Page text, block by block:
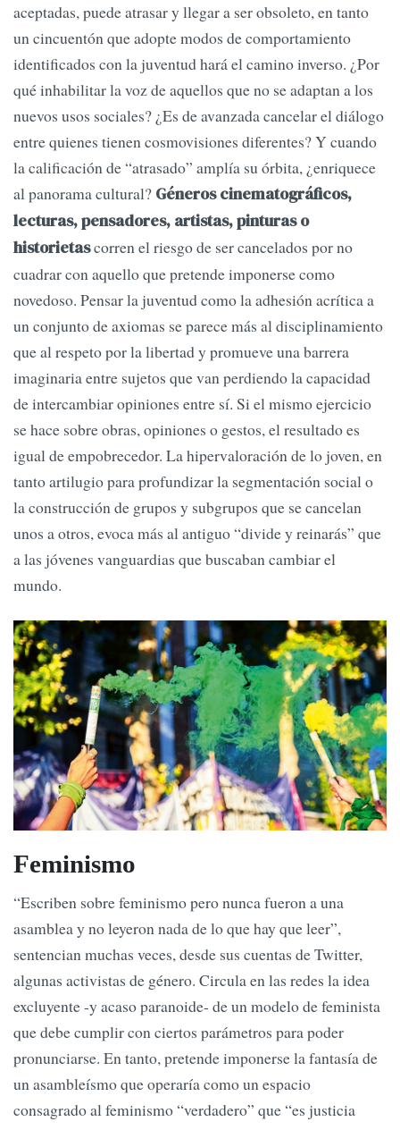
aceptadas, puede atrasar y llegar a ser obsoleto, en tanto
un cincuentón que adopte modos de comportamiento
identificados con la juventud hará el camino inverso. ¿Por
qué inhabilitar la voz de aquellos que no se adaptan a los
nuevos usos sociales? ¿Es de avanzada cancelar el diálogo
entre quienes tienen cosmovisiones diferentes? Y cuando
la calificación de “atrasado” amplía su órbita, ¿enriquece
al panorama cultural? Géneros cinematográficos,
lecturas, pensadores, artistas, pinturas o
historietascorren el riesgo de ser cancelados por no
cuadrar con aquello que pretende imponerse como
novedoso. Pensar la juventud como la adhesión acrítica a
un conjunto de axiomas se parece más al disciplinamiento
que al respeto por la libertad y promueve una barrera
imaginaria entre sujetos que van perdiendo la capacidad
de intercambiar opiniones entre sí. Si el mismo ejercicio
se hace sobre obras, opiniones o gestos, el resultado es
igual de empobrecedor. La hipervaloración de lo joven, en
tanto artilugio para profundizar la segmentación social o
la construcción de grupos y subgrupos que se cancelan
unos a otros, evoca más al antiguo “divide y reinarás” que
a las jóvenes vanguardias que buscaban cambiar el
mundo.
Feminismo
“Escriben sobre feminismo pero nunca fueron a una
asamblea y no leyeron nada de lo que hay que leer”,
sentencian muchas veces, desde sus cuentas de Twitter,
algunas activistas de género. Circula en las redes la idea
excluyente -y acaso paranoide- de un modelo de feminista
que debe cumplir con ciertos parámetros para poder
pronunciarse. En tanto, pretende imponerse la fantasía de
un asambleísmo que operaría como un espacio
consagrado al feminismo “verdadero” que “es justicia